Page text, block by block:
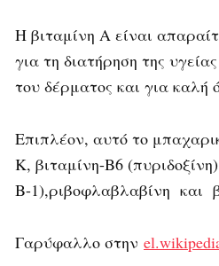
Η βιταμίνη Α είναι
για τη διατήρηση της
του δέρματος και για καλή
Επιπλέον, αυτό το
Κ, βιταμίνη-Β6
Β-1),ριβοφλαβλαβίνη και
Γαρύφαλλο στην